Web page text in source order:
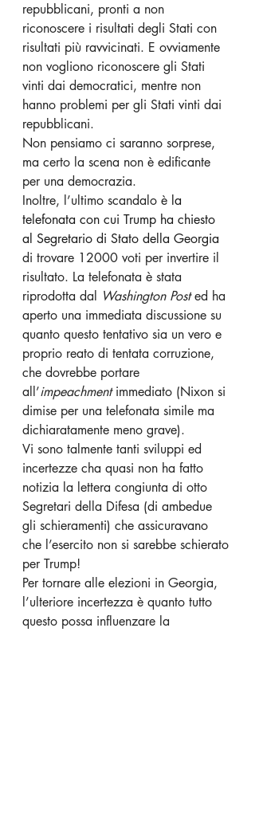
repubblicani, pronti a non
riconoscere i risultati degli Stati con
risultati più ravvicinati. E ovviamente
non vogliono riconoscere gli Stati
vinti dai democratici, mentre non
hanno problemi per gli Stati vinti dai
repubblicani.
Non pensiamo ci saranno sorprese,
ma certo la scena non è edificante
per una democrazia.
Inoltre, l’ultimo scandalo è la
telefonata con cui Trump ha chiesto
al Segretario di Stato della Georgia
di trovare 12000 voti per invertire il
risultato. La telefonata è stata
riprodotta dal
Washington Post ed ha
aperto una immediata discussione su
quanto questo tentativo sia un vero e
proprio reato di tentata corruzione,
che dovrebbe portare
all’impeachment immediato (Nixon si
dimise per una telefonata simile ma
dichiaratamente meno grave).
Vi sono talmente tanti sviluppi ed
incertezze cha quasi non ha fatto
notizia la lettera congiunta di otto
Segretari della Difesa (di ambedue
gli schieramenti) che assicuravano
che l’esercito non si sarebbe schierato
per Trump!
Per tornare alle elezioni in Georgia,
l’ulteriore incertezza è quanto tutto
questo possa influenzare la